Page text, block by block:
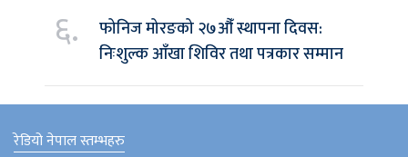
६.
फोनिज मोरङको २७औँ स्थापना दिवस:
निःशुल्क आँखा शिविर तथा पत्रकार सम्मान
रेडियो नेपाल स्तम्भहरु